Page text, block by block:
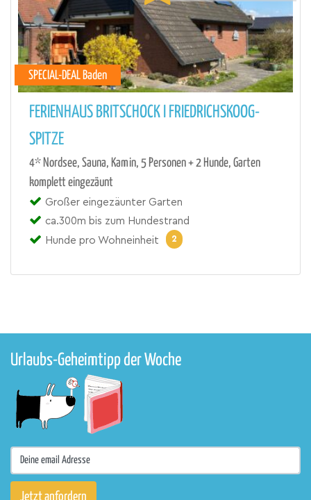
SPECIAL-DEAL Baden
FERIENHAUS BRITSCHOCK I FRIEDRICHSKOOG-
SPITZE
4* Nordsee, Sauna, Kamin, 5 Personen + 2 Hunde, Garten
komplett eingezäunt
Großer eingezäunter Garten
ca.300m bis zum Hundestrand
Hunde pro Wohneinheit
2
Urlaubs-Geheimtipp der Woche